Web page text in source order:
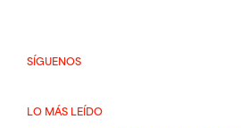
SÍGUENOS
LO MÁS LEÍDO